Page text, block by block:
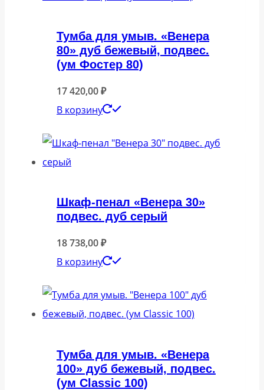
Тумба для умыв. «Венера
80» дуб бежевый, подвес.
(ум Фостер 80)
17 420,00₽
В корзину
Шкаф-пенал «Венера 30»
подвес. дуб серый
18 738,00₽
В корзину
Тумба для умыв. «Венера
100» дуб бежевый, подвес.
(ум Classic 100)